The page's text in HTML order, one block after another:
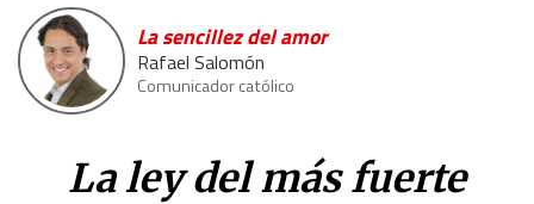
La sencillez del amor
Rafael Salomón
Comunicador católico
La ley del más fuerte